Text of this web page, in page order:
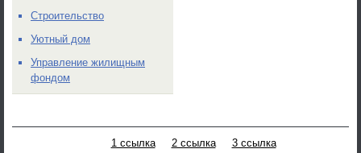
Строительство
Уютный дом
Управление жилищным
фондом
1 ссылка 2 ссылка 3 ссылка